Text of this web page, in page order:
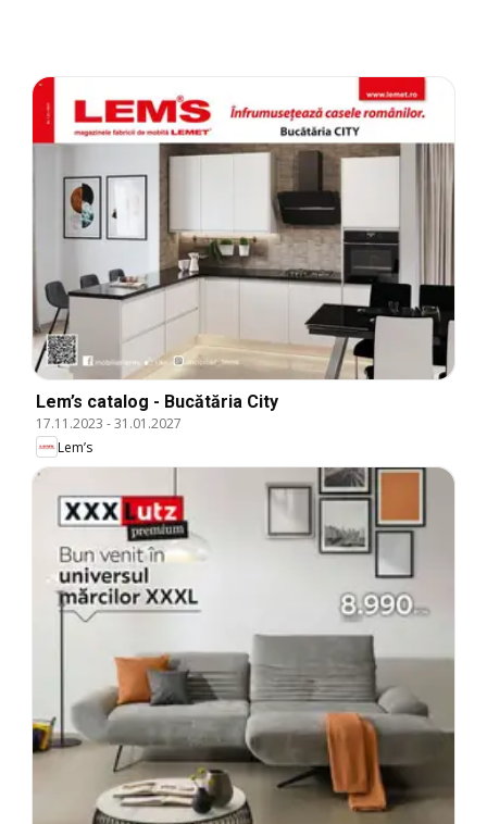
Lem’s catalog - Bucătăria City
17.11.2023 -31.01.2027
Lem’s